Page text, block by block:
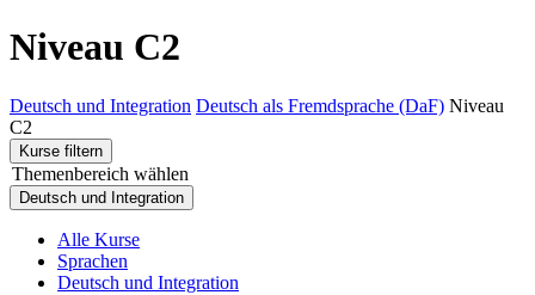
Niveau C2
Deutsch und Integration Deutsch als Fremdsprache (DaF) Niveau
C2
Kurse filtern
Themenbereich wählen
Deutsch und Integration
Alle Kurse
Sprachen
Deutsch und Integration